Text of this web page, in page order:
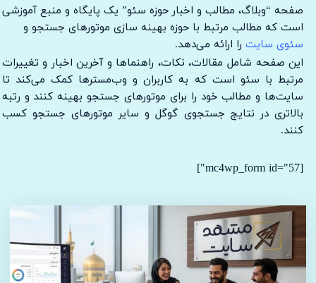
صفحه “وبلاگ، مطالب و اخبار حوزه سئو” یک پایگاه و منبع آموزشی
است که مطالب مرتبط با حوزه بهینه سازی موتورهای جستجو و
سئوی سایترا ارائه می‌دهد.
این صفحه شامل مقالات، نکات، راهنماها و آخرین اخبار و تغییرات
مرتبط با سئو است که به کاربران و وب‌مسترها کمک می‌کند تا
سایت‌ها و مطالب خود را برای موتورهای جستجو بهینه کنند و رتبه
بالاتری در نتایج جستجوی گوگل و سایر موتورهای جستجو کسب
کنند.
[mc4wp_form id="57"]